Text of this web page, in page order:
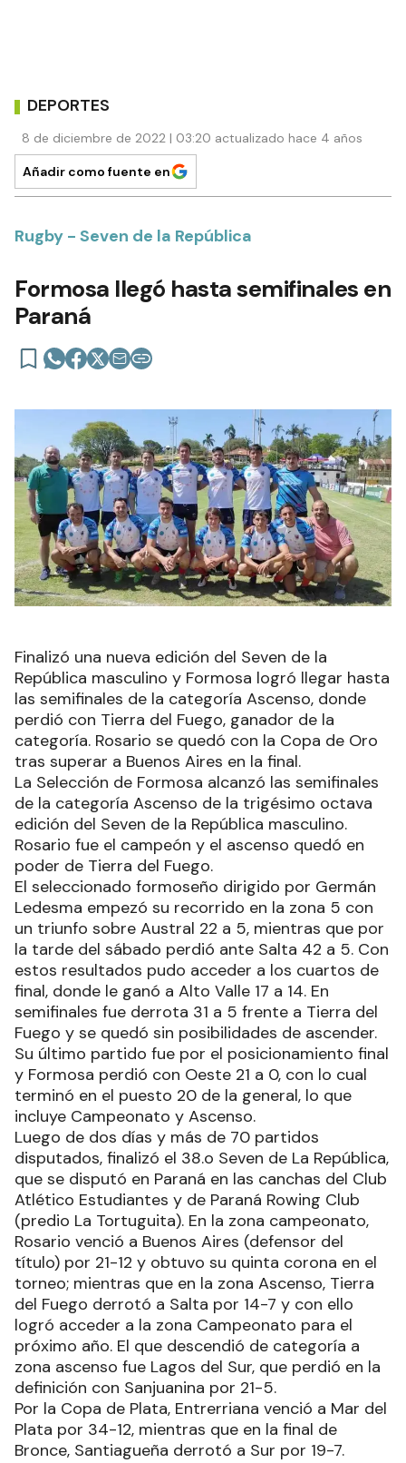
DEPORTES
8 de diciembre de 2022 | 03:20 actualizado hace 4 años
Añadir como fuente en
Rugby - Seven de la República
Formosa llegó hasta semifinales en
Paraná
Finalizó una nueva edición del Seven de la
República masculino y Formosa logró llegar hasta
las semifinales de la categoría Ascenso, donde
perdió con Tierra del Fuego, ganador de la
categoría. Rosario se quedó con la Copa de Oro
tras superar a Buenos Aires en la final.
La Selección de Formosa alcanzó las semifinales
de la categoría Ascenso de la trigésimo octava
edición del Seven de la República masculino.
Rosario fue el campeón y el ascenso quedó en
poder de Tierra del Fuego.
El seleccionado formoseño dirigido por Germán
Ledesma empezó su recorrido en la zona 5 con
un triunfo sobre Austral 22 a 5, mientras que por
la tarde del sábado perdió ante Salta 42 a 5. Con
estos resultados pudo acceder a los cuartos de
final, donde le ganó a Alto Valle 17 a 14. En
semifinales fue derrota 31 a 5 frente a Tierra del
Fuego y se quedó sin posibilidades de ascender.
Su último partido fue por el posicionamiento final
y Formosa perdió con Oeste 21 a 0, con lo cual
terminó en el puesto 20 de la general, lo que
incluye Campeonato y Ascenso.
Luego de dos días y más de 70 partidos
disputados, finalizó el 38.o Seven de La República,
que se disputó en Paraná en las canchas del Club
Atlético Estudiantes y de Paraná Rowing Club
(predio La Tortuguita). En la zona campeonato,
Rosario venció a Buenos Aires (defensor del
título) por 21-12 y obtuvo su quinta corona en el
torneo; mientras que en la zona Ascenso, Tierra
del Fuego derrotó a Salta por 14-7 y con ello
logró acceder a la zona Campeonato para el
próximo año. El que descendió de categoría a
zona ascenso fue Lagos del Sur, que perdió en la
definición con Sanjuanina por 21-5.
Por la Copa de Plata, Entrerriana venció a Mar del
Plata por 34-12, mientras que en la final de
Bronce, Santiagueña derrotó a Sur por 19-7.